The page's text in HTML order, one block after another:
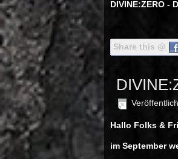
DIVINE:ZERO -
Share this @
Hallo Folks &
im September